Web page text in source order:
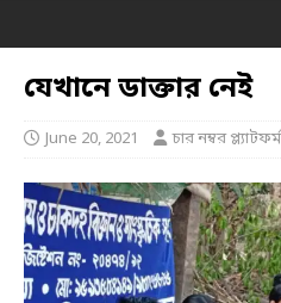
যেখানে ডাক্তার নেই
June 20, 2021 চার নম্বর প্ল্যাটফর্ম